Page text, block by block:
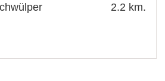
2.2 km.